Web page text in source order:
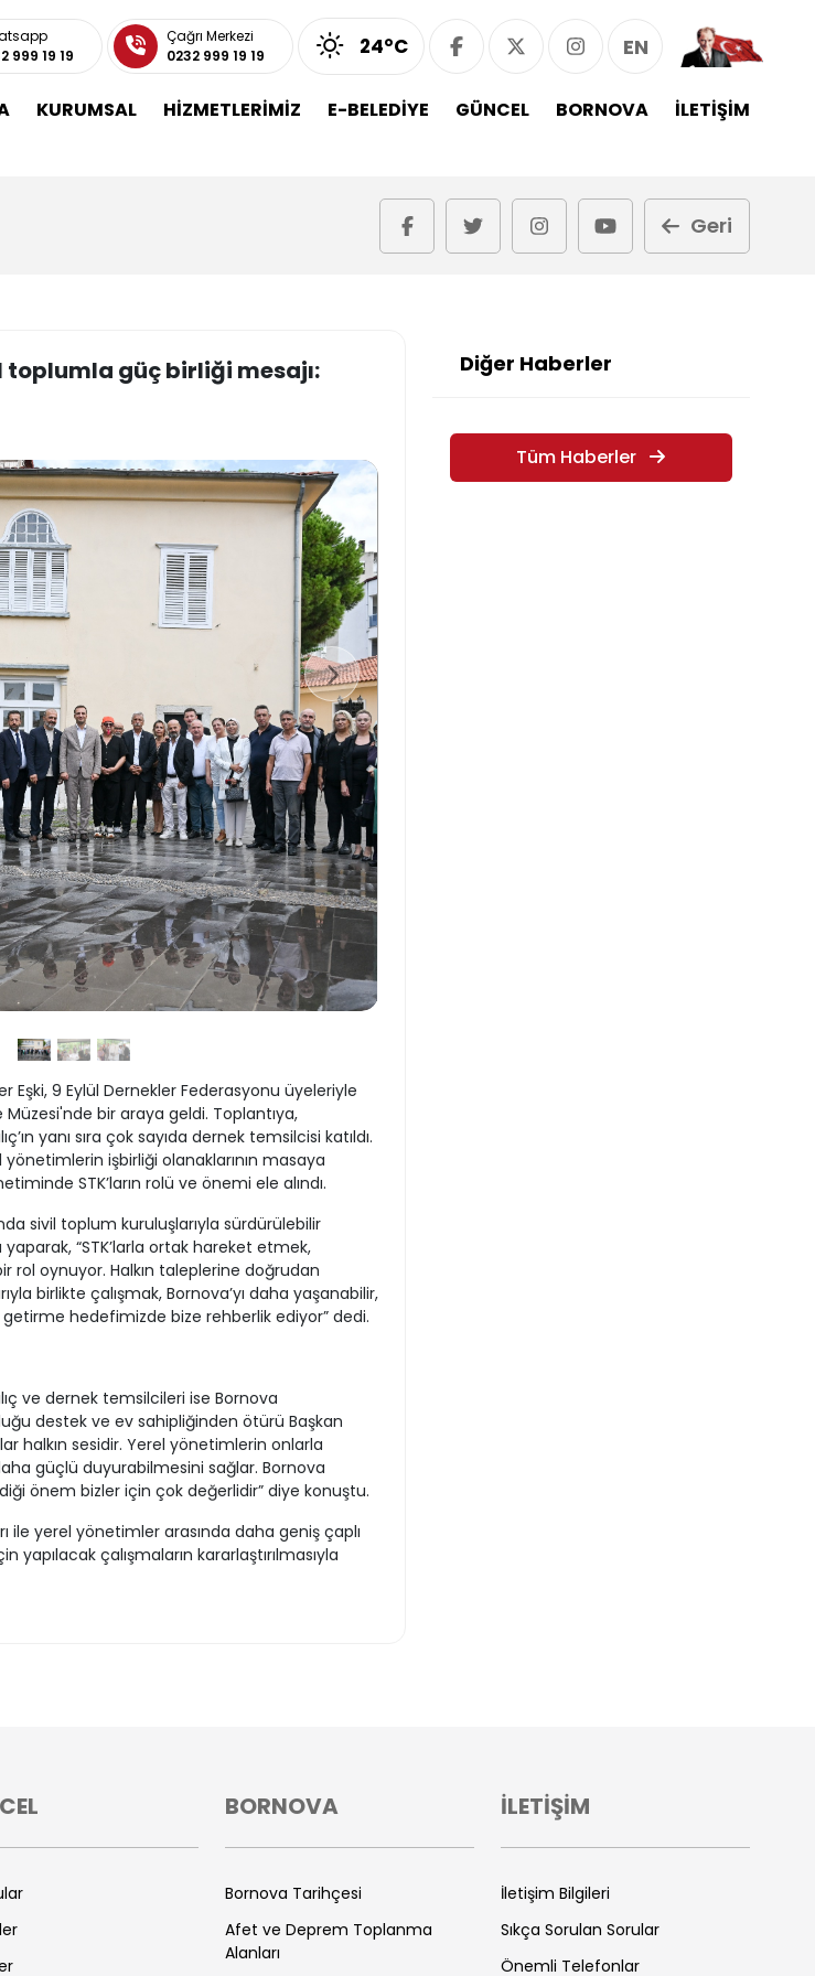
999 19 19
Çağrı Merkezi
0232 999 19 19
24°C EN
KURUMSAL HİZMETLERİMİZ E-BELEDİYE GÜNCEL BORNOVA İLETİŞİM
Geri
toplumla güç birliği mesajı:
Eşki, 9 Eylül Dernekler Federasyonu üyeleriyle
Müzesi'nde bir araya geldi. Toplantıya,
yanı sıra çok sayıda dernek temsilcisi katıldı.
işbirliği olanaklarının masaya
STK’ların rolü ve önemi ele alındı.
sivil toplum kuruluşlarıyla sürdürülebilir
“STK’larla ortak hareket etmek,
rol oynuyor. Halkın taleplerine doğrudan
birlikte çalışmak, Bornova’yı daha yaşanabilir,
hedefimizde bize rehberlik ediyor” dedi.
ve dernek temsilcileri ise Bornova
destek ve ev sahipliğinden ötürü Başkan
halkın sesidir. Yerel yönetimlerin onlarla
güçlü duyurabilmesini sağlar. Bornova
önem bizler için çok değerlidir” diye konuştu.
ile yerel yönetimler arasında daha geniş çaplı
çalışmaların kararlaştırılmasıyla
Diğer Haberler
Tüm Haberler
BORNOVA
Bornova Tarihçesi
Afet ve Deprem Toplanma
Alanları
İLETİŞİM
İletişim Bilgileri
Sıkça Sorulan Sorular
Önemli Telefonlar